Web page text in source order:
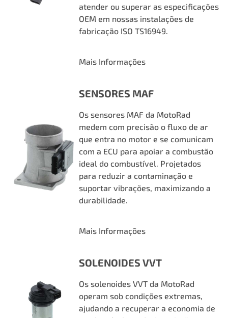
atender ou superar as especificações
OEM em nossas instalações de
fabricação ISO TS16949.
Mais Informações
SENSORES MAF
Os sensores MAF da MotoRad
medem com precisão o fluxo de ar
que entra no motor e se comunicam
com a ECU para apoiar a combustão
ideal do combustível. Projetados
para reduzir a contaminação e
suportar vibrações, maximizando a
durabilidade.
Mais Informações
SOLENOIDES VVT
Os solenoides VVT da MotoRad
operam sob condições extremas,
ajudando a recuperar a economia de